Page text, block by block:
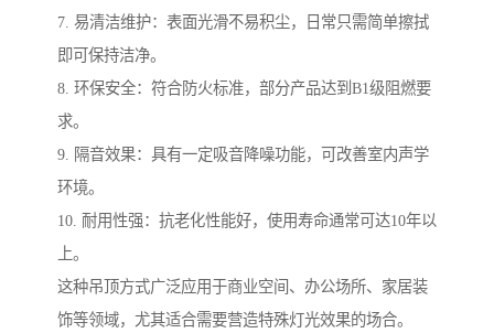
7. 易清洁维护：表面光滑不易积尘，日常只需简单擦拭
即可保持洁净。
8. 环保安全：符合防火标准，部分产品达到B1级阻燃要
求。
9. 隔音效果：具有一定吸音降噪功能，可改善室内声学
环境。
10. 耐用性强：抗老化性能好，使用寿命通常可达10年以
上。
这种吊顶方式广泛应用于商业空间、办公场所、家居装
饰等领域，尤其适合需要营造特殊灯光效果的场合。